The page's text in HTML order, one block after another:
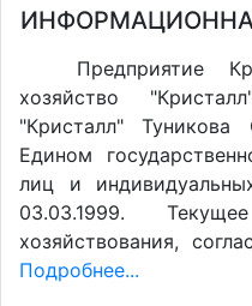
Предприятие
хозяйство
"Кристалл" Туникова
Едином
лиц и
03.03.1999.
хозяйствования,
Подробнее...